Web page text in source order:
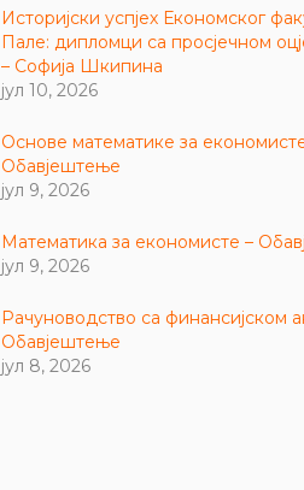
Историјски успјех Економског
Пале: дипломци са просјечном
– Софија Шкипина
јул 10, 2026
Основе математике за
Обавјештење
јул 9, 2026
Математика за економисте –
јул 9, 2026
Рачуноводство са финансијском
Обавјештење
јул 8, 2026